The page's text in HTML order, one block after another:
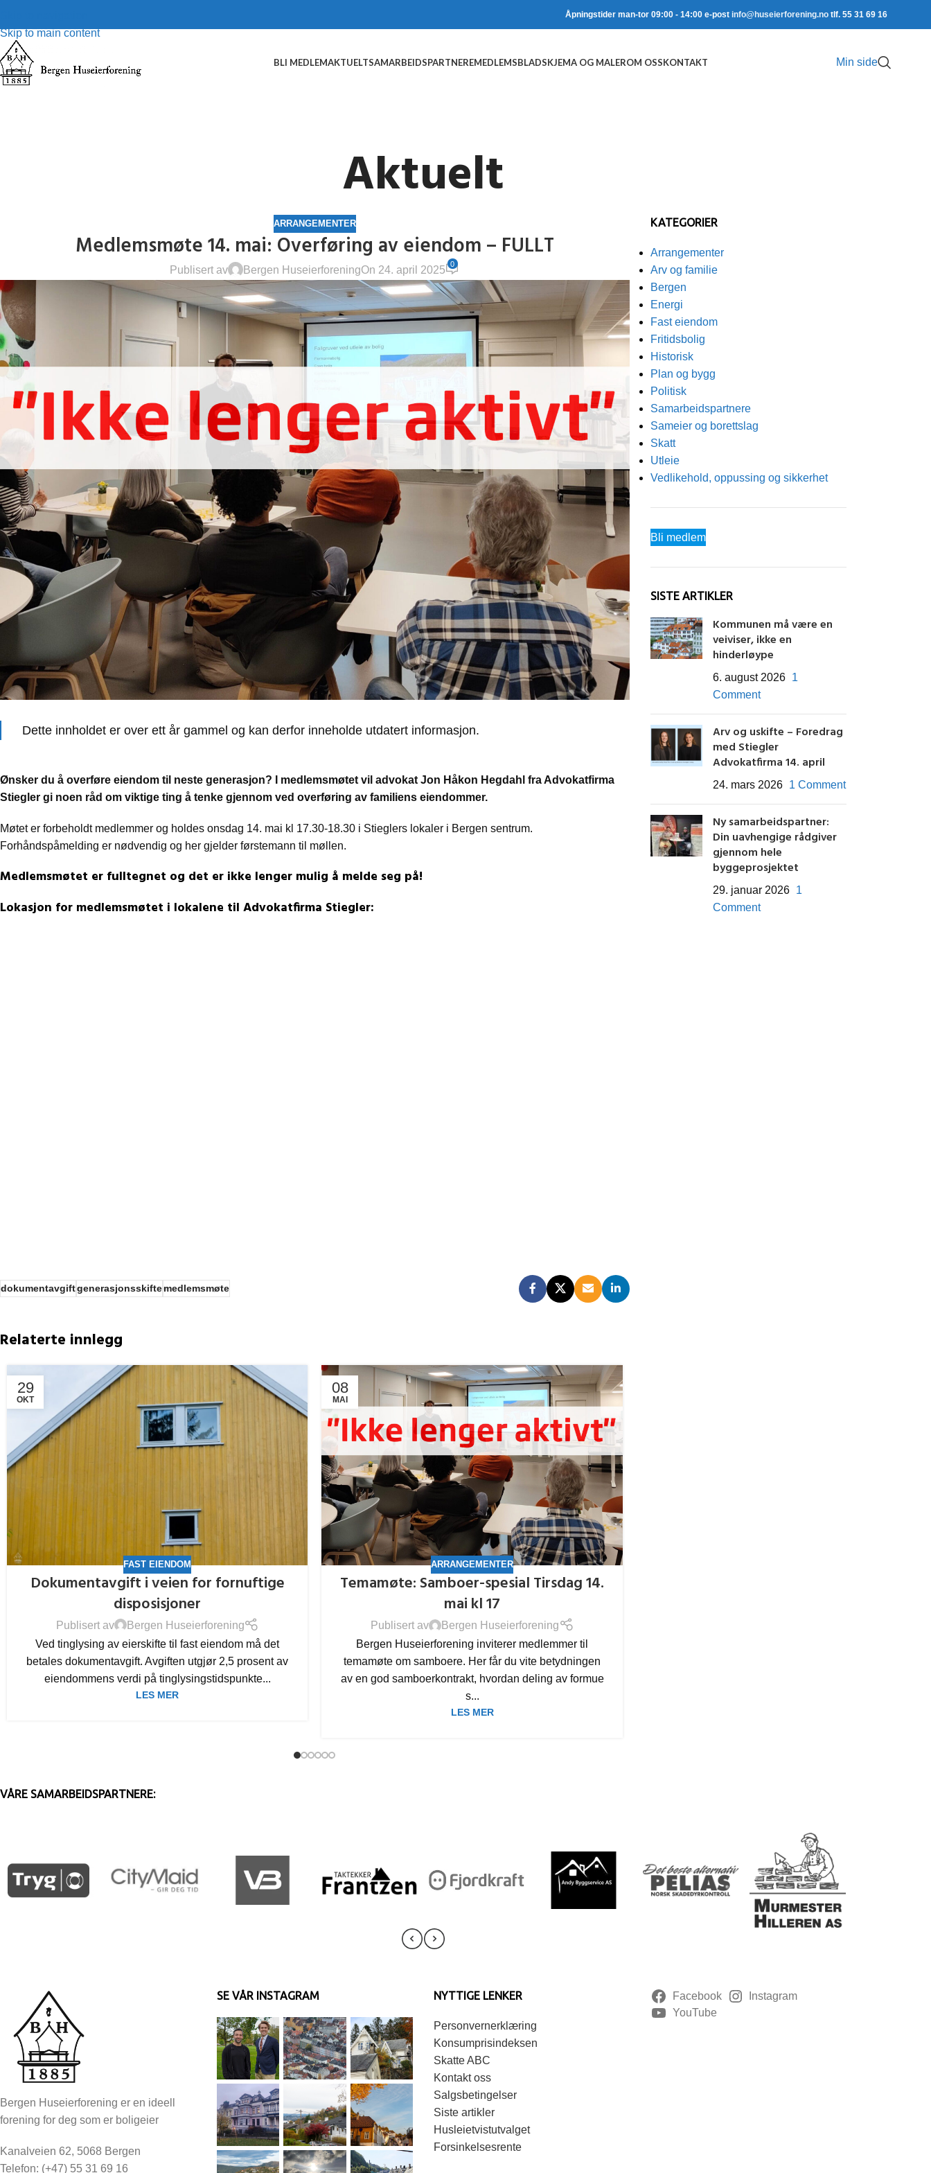
Skip to main content
Åpningstider man-tor 09:00 - 14:00 e-post info@huseierforening.notlf. 55 31 69 16
BLI MEDLEMAKTUELTSAMARBEIDSPARTNEREMEDLEMSBLADSKJEMA OG MALEROM OSSKONTAKT Min side
Aktuelt
ARRANGEMENTER
Medlemsmøte 14. mai: Overføring av eiendom – FULLT
Publisert av Bergen HuseierforeningOn 24. april 2025
0
Dette innholdet er over ett år gammel og kan derfor inneholde utdatert informasjon.
Ønsker du å overføre eiendom til neste generasjon? I medlemsmøtet vil advokat Jon Håkon Hegdahl fra Advokatfirma
Stiegler gi noen råd om viktige ting å tenke gjennom ved overføring av familiens eiendommer.
Møtet er forbeholdt medlemmer og holdes onsdag 14. mai kl 17.30-18.30 i Stieglers lokaler i Bergen sentrum.
Forhåndspåmelding er nødvendig og her gjelder førstemann til møllen.
Medlemsmøtet er fulltegnet og det er ikke lenger mulig å melde seg på!
Lokasjon for medlemsmøtet i lokalene til Advokatfirma Stiegler:
dokumentavgiftgenerasjonsskiftemedlemsmøte
Relaterte innlegg
29
OKT
FAST EIENDOM
Dokumentavgift i veien for fornuftige
disposisjoner
Publisert av
Bergen Huseierforening
Ved tinglysing av eierskifte til fast eiendom må det
betales dokumentavgift. Avgiften utgjør 2,5 prosent av
eiendommens verdi på tinglysingstidspunkte...
LES MER
08
MAI
ARRANGEMENTER
Temamøte: Samboer-spesial Tirsdag 14.
mai kl 17
Publisert av
Bergen Huseierforening
Bergen Huseierforening inviterer medlemmer til
temamøte om samboere. Her får du vite betydningen
av en god samboerkontrakt, hvordan deling av formue
s...
LES MER
KATEGORIER
Arrangementer
Arv og familie
Bergen
Energi
Fast eiendom
Fritidsbolig
Historisk
Plan og bygg
Politisk
Samarbeidspartnere
Sameier og borettslag
Skatt
Utleie
Vedlikehold, oppussing og sikkerhet
Bli medlem
SISTE ARTIKLER
Kommunen må være en
veiviser, ikke en
hinderløype
6. august 2026 1
Comment
Arv og uskifte – Foredrag
med Stiegler
Advokatfirma 14. april
24. mars 2026 1 Comment
Ny samarbeidspartner:
Din uavhengige rådgiver
gjennom hele
byggeprosjektet
29. januar 2026 1
Comment
VÅRE SAMARBEIDSPARTNERE:
Bergen Huseierforening er en ideell
forening for deg som er boligeier
Kanalveien 62, 5068 Bergen
Telefon: (+47) 55 31 69 16
SE VÅR INSTAGRAM NYTTIGE LENKER
Personvernerklæring
Konsumprisindeksen
Skatte ABC
Kontakt oss
Salgsbetingelser
Siste artikler
Husleietvistutvalget
Forsinkelsesrente
Facebook
Instagram
YouTube